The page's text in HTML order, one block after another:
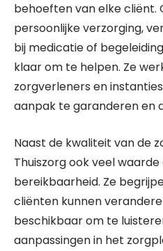
behoeften van elke cliënt.
persoonlijke verzorging,
bij medicatie of
klaar om te helpen. Ze
zorgverleners en
aanpak te garanderen en
Naast de kwaliteit van de
Thuiszorg ook veel
bereikbaarheid. Ze
cliënten kunnen
beschikbaar om te
aanpassingen in het